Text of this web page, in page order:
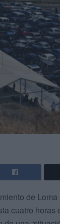
de
cuatro horas